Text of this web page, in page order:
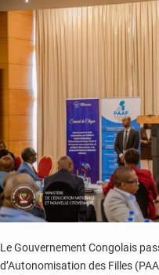
le
paiement
des
bourses
scolaires
des
élèves
Le Gouvernement Congolais
d’Autonomisation des Filles